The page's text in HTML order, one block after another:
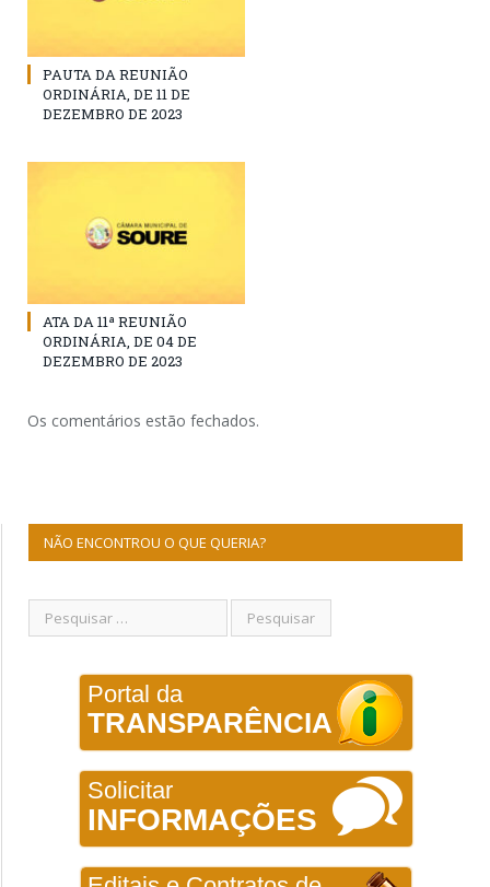
PAUTA DA REUNIÃO
ORDINÁRIA, DE 11 DE
DEZEMBRO DE 2023
ATA DA 11ª REUNIÃO
ORDINÁRIA, DE 04 DE
DEZEMBRO DE 2023
Os comentários estão fechados.
NÃO ENCONTROU O QUE QUERIA?
Portal da
TRANSPARÊNCIA
Solicitar
INFORMAÇÕES